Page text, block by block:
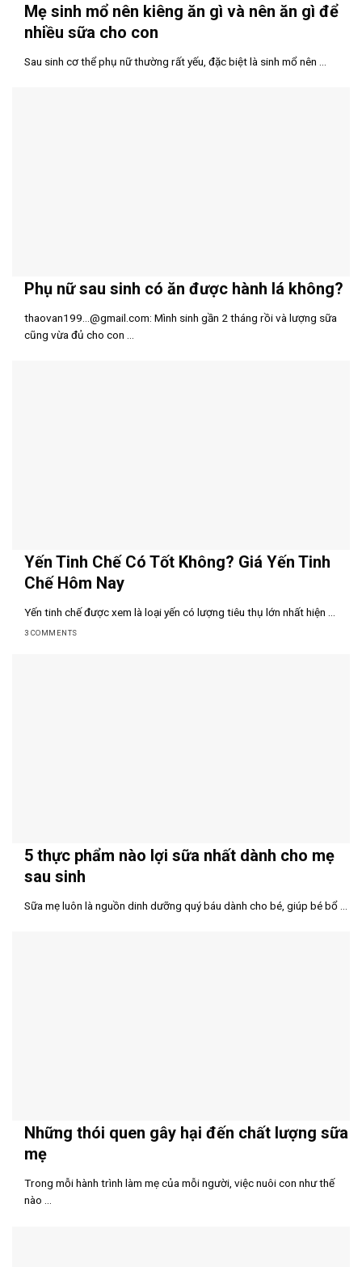
Mẹ sinh mổ nên kiêng ăn gì và nên ăn gì để
nhiều sữa cho con
Sau sinh cơ thể phụ nữ thường rất yếu, đặc biệt là sinh mổ nên ...
Phụ nữ sau sinh có ăn được hành lá không?
thaovan199…@gmail.com: Mình sinh gần 2 tháng rồi và lượng sữa
cũng vừa đủ cho con ...
Yến Tinh Chế Có Tốt Không? Giá Yến Tinh
Chế Hôm Nay
Yến tinh chế được xem là loại yến có lượng tiêu thụ lớn nhất hiện ...
3 COMMENTS
5 thực phẩm nào lợi sữa nhất dành cho mẹ
sau sinh
Sữa mẹ luôn là nguồn dinh dưỡng quý báu dành cho bé, giúp bé bổ ...
Những thói quen gây hại đến chất lượng sữa
mẹ
Trong mỗi hành trình làm mẹ của mỗi người, việc nuôi con như thế
nào ...